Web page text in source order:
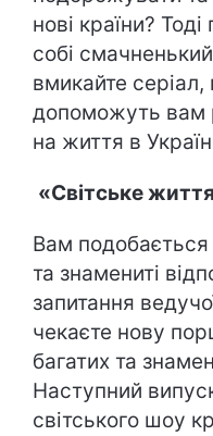
нові країни? Тоді
собі смачненький
вмикайте серіал,
допоможуть вам
на життя в
«Світське
Вам подобається
та знамениті
запитання
чекаєте нову
багатих та
Наступний
світського шоу